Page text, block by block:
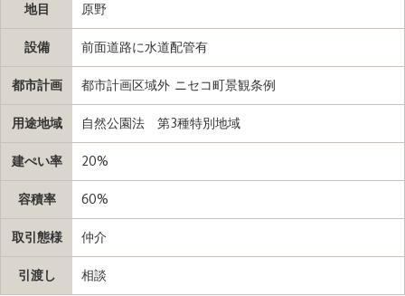
地目 原野
設備 前面道路に水道配管有
都市計画 都市計画区域外 ニセコ町景観条例
用途地域 自然公園法 第3種特別地域
建ぺい率 20%
容積率 60%
取引態様 仲介
引渡し 相談